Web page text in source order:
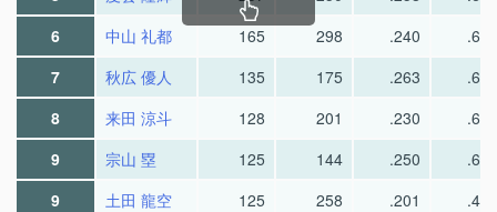
6
中山 礼都 165 298 .240
.602
7
秋広 優人 135 175 .263
.687
8
来田 涼斗 128 201 .230
.609
9
宗山 塁 125 144 .250
.618
9
土田 龍空 125 258 .201 .493